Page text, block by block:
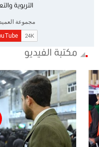
التربوية
مكتبة الفيديو